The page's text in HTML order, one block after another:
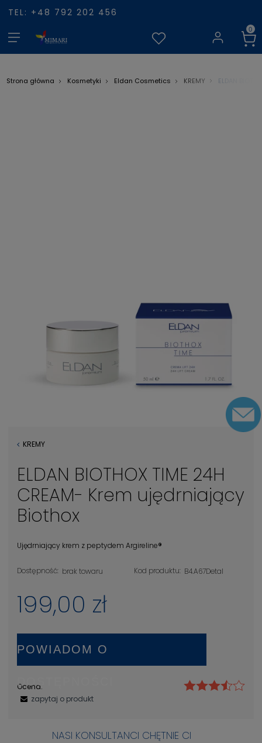
TEL: +48 792 202 456
Strona główna Kosmetyki Eldan Cosmetics KREMY ELDAN
KREMY
ELDAN BIOTHOX TIME 24H
CREAM- Krem ujędrniający
Biothox
Ujędrniający krem z peptydem Argireline®
Dostępność: brak towaru Kod produktu: B4.A67Detal
199,00 zł
POWIADOM O
DOSTĘPNOŚCI
Ocena:
zapytaj o produkt
NASI KONSULTANCI CHĘTNIE CI